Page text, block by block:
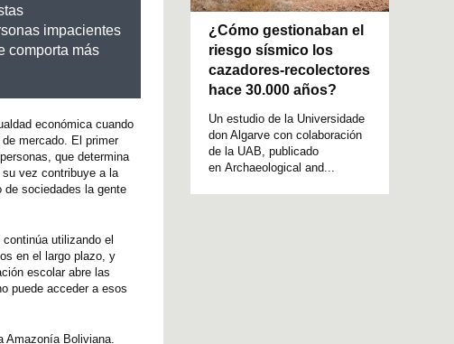
impacientes
comporta más
económica cuando
mercado. El primer
que determina
vez contribuye a la
de sociedades la gente
utilizando el
en el largo plazo, y
escolar abre las
puede acceder a esos
Amazonía Boliviana.
¿Cómo gestionaban el
riesgo sísmico los
cazadores-recolectores
hace 30.000 años?
Un estudio de la Universidade
don Algarve con colaboración
de la UAB, publicado
en Archaeological and...